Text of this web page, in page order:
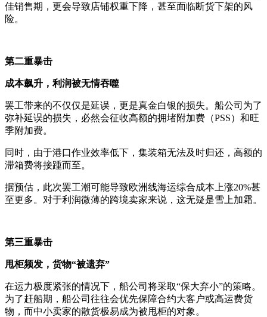
佳销售期，更会导致店铺权重下降，甚至面临断货下架的风
险。
第二重暴击
成本飙升，利润被无情吞噬
罢工带来的不仅仅是延误，更是真金白银的损失。船公司为了
弥补延误的损失，必然会征收高额的拥堵附加费（PSS）和旺
季附加费。
同时，由于港口作业效率低下，集装箱无法及时归还，高额的
滞箱费将接踵而至。
据预估，此次罢工潮可能导致欧洲线海运综合成本上涨20%甚
至更多。对于利润微薄的跨境卖家来说，这无疑是雪上加霜。
第三重暴击
甩柜频发，货物“被遗弃”
在运力极度紧张的情况下，船公司将采取“保大弃小”的策略。
为了赶船期，船公司往往会优先保障合约大客户或高运费货
物，而中小卖家的散货极易成为被甩柜的对象。